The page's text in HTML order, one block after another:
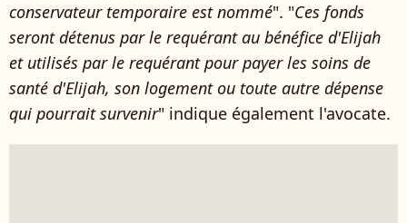
conservateur temporaire est nommé". "Ces fonds
seront détenus par le requérant au bénéfice d'Elijah
et utilisés par le requérant pour payer les soins de
santé d'Elijah, son logement ou toute autre dépense
qui pourrait survenir" indique également l'avocate.